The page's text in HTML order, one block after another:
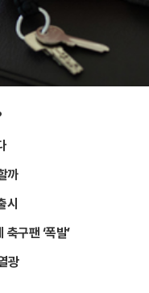
까
시
구팬 ‘폭발’
광